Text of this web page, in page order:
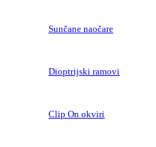
Sunčane naočare
Dioptrijski ramovi
Clip On okviri